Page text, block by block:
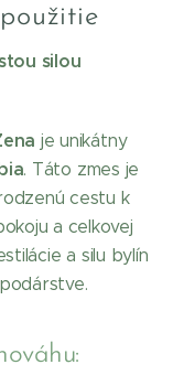
silou
je unikátny
. Táto zmes je
cestu k
a celkovej
a silu bylín